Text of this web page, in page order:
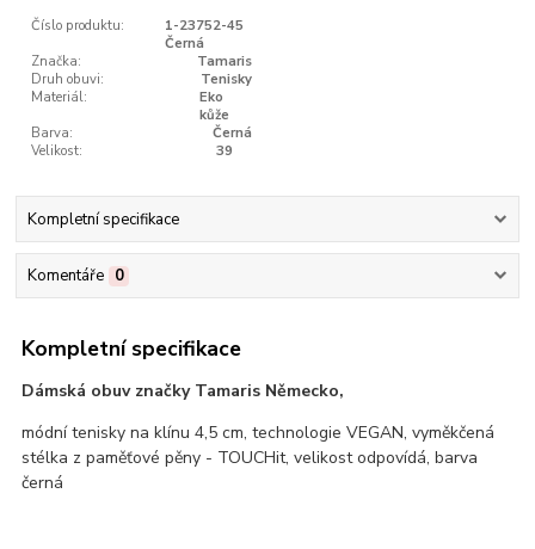
Číslo produktu:
1-23752-45
Černá
Značka:
Tamaris
Druh obuvi:
Tenisky
Materiál:
Eko
kůže
Barva:
Černá
Velikost:
39
Kompletní specifikace
Komentáře 0
Kompletní specifikace
Dámská obuv značky Tamaris Německo,
módní tenisky na klínu 4,5 cm, technologie VEGAN, vyměkčená
stélka z paměťové pěny - TOUCHit, velikost odpovídá, barva
černá